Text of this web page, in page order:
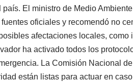
El ministro de Medio
oficiales y recomendó no
afectaciones locales,
ha activado todos los
La Comisión Nacional
están listas para actuar en